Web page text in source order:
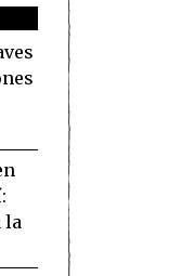
la